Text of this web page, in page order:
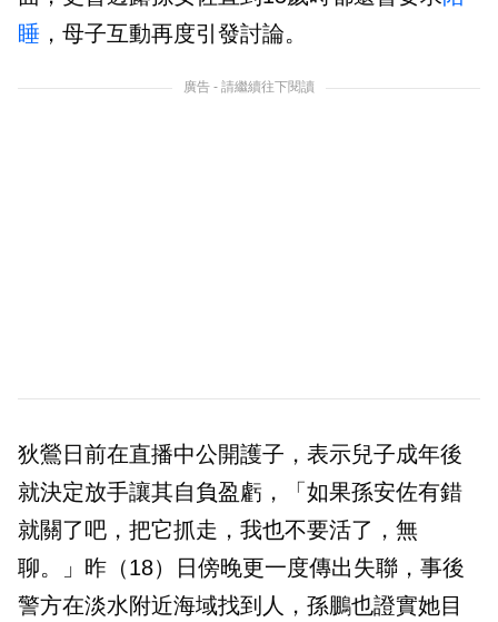
睡 ，母子互動再度引發討論。
廣告 - 請繼續往下閱讀
狄鶯日前在直播中公開護子，表示兒子成年後
就決定放手讓其自負盈虧，「如果孫安佐有錯
就關了吧，把它抓走，我也不要活了，無
聊。」昨（18）日傍晚更一度傳出失聯，事後
警方在淡水附近海域找到人，孫鵬也證實她目